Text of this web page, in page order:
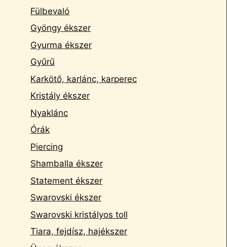
Fülbevaló
Gyöngy ékszer
Gyurma ékszer
Gyűrű
Karkötő, karlánc, karperec
Kristály ékszer
Nyaklánc
Órák
Piercing
Shamballa ékszer
Statement ékszer
Swarovski ékszer
Swarovski kristályos toll
Tiara, fejdísz, hajékszer